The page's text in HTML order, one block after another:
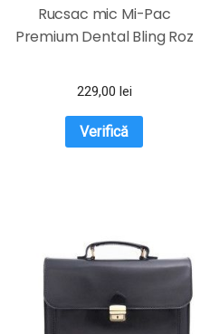
Rucsac mic Mi-Pac
Premium Dental Bling Roz
229,00 lei
Verifică